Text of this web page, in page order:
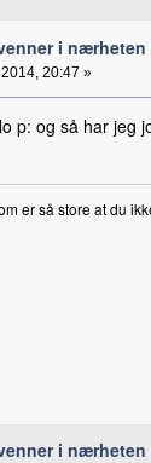
i nærheten
20:47 »
p: og så har jeg
er så store at du
i nærheten